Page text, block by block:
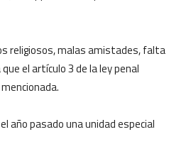
religiosos, malas amistades, falta
el artículo 3 de la ley penal
año pasado una unidad especial